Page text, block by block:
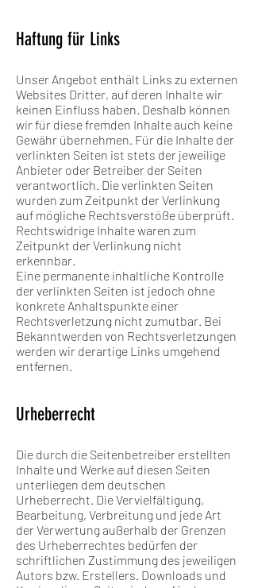
Haftung für Links
Unser Angebot enthält Links zu externen
Websites Dritter, auf deren Inhalte wir
keinen Einfluss haben. Deshalb können
wir für diese fremden Inhalte auch keine
Gewähr übernehmen. Für die Inhalte der
verlinkten Seiten ist stets der jeweilige
Anbieter oder Betreiber der Seiten
verantwortlich. Die verlinkten Seiten
wurden zum Zeitpunkt der Verlinkung
auf mögliche Rechtsverstöße überprüft.
Rechtswidrige Inhalte waren zum
Zeitpunkt der Verlinkung nicht
erkennbar.
Eine permanente inhaltliche Kontrolle
der verlinkten Seiten ist jedoch ohne
konkrete Anhaltspunkte einer
Rechtsverletzung nicht zumutbar. Bei
Bekanntwerden von Rechtsverletzungen
werden wir derartige Links umgehend
entfernen.
Urheberrecht
Die durch die Seitenbetreiber erstellten
Inhalte und Werke auf diesen Seiten
unterliegen dem deutschen
Urheberrecht. Die Vervielfältigung,
Bearbeitung, Verbreitung und jede Art
der Verwertung außerhalb der Grenzen
des Urheberrechtes bedürfen der
schriftlichen Zustimmung des jeweiligen
Autors bzw. Erstellers. Downloads und